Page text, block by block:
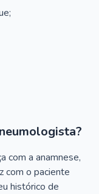
com a anamnese,
com o paciente
histórico de